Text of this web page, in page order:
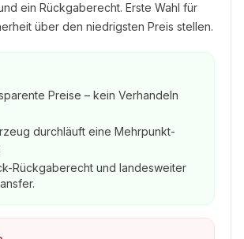
ein Rückgaberecht. Erste Wahl für
über den niedrigsten Preis stellen.
Preise – kein Verhandeln
durchläuft eine Mehrpunkt-
Rückgaberecht und landesweiter